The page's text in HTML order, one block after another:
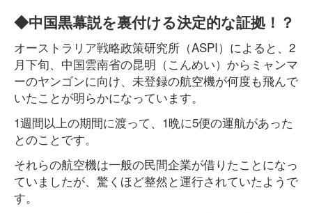
◆中国黒幕説を裏付ける決定的な証拠！？
オーストラリア戦略政策研究所（ASPI）によると、2
月下旬、中国雲南省の昆明（こんめい）からミャンマ
ーのヤンゴンに向け、未登録の航空機が何度も飛んで
いたことが明らかになっています。
1週間以上の期間に渡って、1晩に5便の運航があった
とのことです。
それらの航空機は一般の民間企業が借りたことになっ
ていましたが、驚くほど整然と運行されていたようで
す。